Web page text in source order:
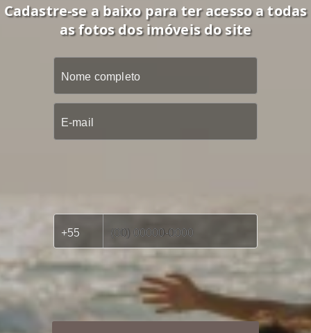
Cadastre-se a baixo para ter acesso a todas
as fotos dos imóveis do site